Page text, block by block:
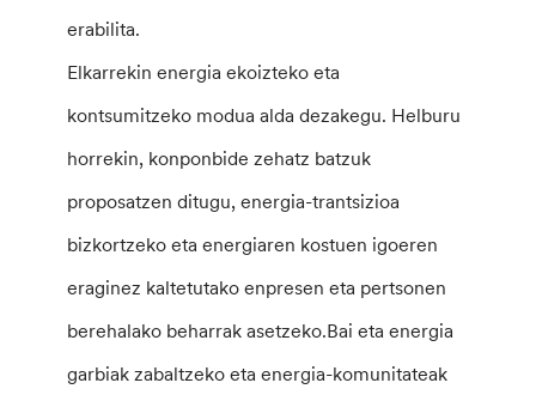
erabilita.
Elkarrekin energia ekoizteko eta
kontsumitzeko modua alda dezakegu. Helburu
horrekin, konponbide zehatz batzuk
proposatzen ditugu, energia-trantsizioa
bizkortzeko eta energiaren kostuen igoeren
eraginez kaltetutako enpresen eta pertsonen
berehalako beharrak asetzeko.Bai eta energia
garbiak zabaltzeko eta energia-komunitateak